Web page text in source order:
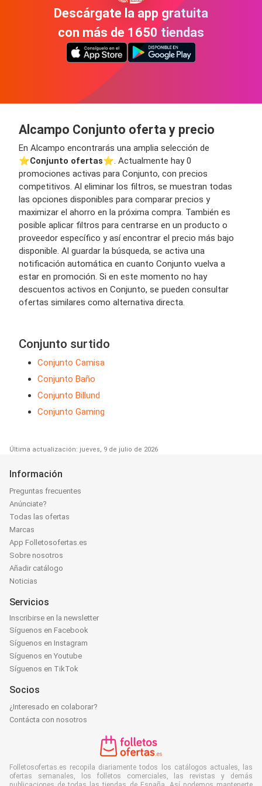
Descárgate la app gratuita
con más de 1650 tiendas
Alcampo Conjunto oferta y precio
En Alcampo encontrarás una amplia selección de
⭐️Conjunto ofertas⭐️. Actualmente hay 0
promociones activas para Conjunto, con precios
competitivos. Al eliminar los filtros, se muestran todas
las opciones disponibles para comparar precios y
maximizar el ahorro en la próxima compra. También es
posible aplicar filtros para centrarse en un producto o
proveedor específico y así encontrar el precio más bajo
disponible. Al guardar la búsqueda, se activa una
notificación automática en cuanto Conjunto vuelva a
estar en promoción. Si en este momento no hay
descuentos activos en Conjunto, se pueden consultar
ofertas similares como alternativa directa.
Conjunto surtido
Conjunto Camisa
Conjunto Baño
Conjunto Billund
Conjunto Gaming
Última actualización: jueves, 9 de julio de 2026
Información
Preguntas frecuentes
Anúnciate?
Todas las ofertas
Marcas
App Folletosofertas.es
Sobre nosotros
Añadir catálogo
Noticias
Servicios
Inscribirse en la newsletter
Síguenos en Facebook
Síguenos en Instagram
Síguenos en Youtube
Síguenos en TikTok
Socios
¿Interesado en colaborar?
Contácta con nosotros
Folletosofertas.es recopila diariamente todos los catálogos actuales, las
ofertas semanales, los folletos comerciales, las revistas y demás